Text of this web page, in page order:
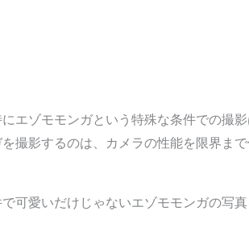
エゾモモンガという特殊な条件での撮
撮影するのは、カメラの性能を限界ま
可愛いだけじゃないエゾモモンガの写